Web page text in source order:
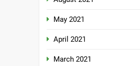
May 2021
April 2021
March 2021